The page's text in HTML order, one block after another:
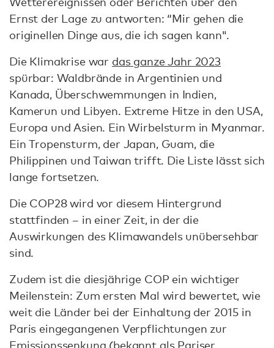
Ernst der Lage zu antworten: “Mir gehen die
originellen Dinge aus, die ich sagen kann".
Die Klimakrise war das ganze Jahr 2023
spürbar: Waldbrände in Argentinien und
Kanada, Überschwemmungen in Indien,
Kamerun und Libyen. Extreme Hitze in den USA,
Europa und Asien. Ein Wirbelsturm in Myanmar.
Ein Tropensturm, der Japan, Guam, die
Philippinen und Taiwan trifft. Die Liste lässt sich
lange fortsetzen.
Die COP28 wird vor diesem Hintergrund
stattfinden – in einer Zeit, in der die
Auswirkungen des Klimawandels unübersehbar
sind.
Zudem ist die diesjährige COP ein wichtiger
Meilenstein: Zum ersten Mal wird bewertet, wie
weit die Länder bei der Einhaltung der 2015 in
Paris eingegangenen Verpflichtungen zur
Emissionssenkung (bekannt als Pariser